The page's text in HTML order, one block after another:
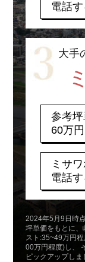
電話す
大手
参考
60万
ミサ
電話す
2024年5月9日時
坪単価をもとに、
スト:35~49万円
00万円程度)し、
ピックアップしま